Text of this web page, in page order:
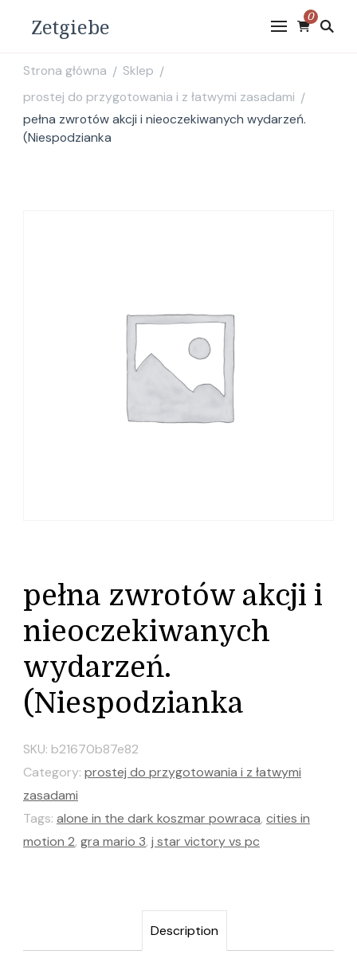
Zetgiebe 0
Strona główna / Sklep /
prostej do przygotowania i z łatwymi zasadami /
pełna zwrotów akcji i nieoczekiwanych wydarzeń.
(Niespodzianka
pełna zwrotów akcji i
nieoczekiwanych
wydarzeń.
(Niespodzianka
SKU: b21670b87e82
Category: prostej do przygotowania i z łatwymi
zasadami
Tags: alone in the dark koszmar powraca, cities in
motion 2, gra mario 3, j star victory vs pc
Description